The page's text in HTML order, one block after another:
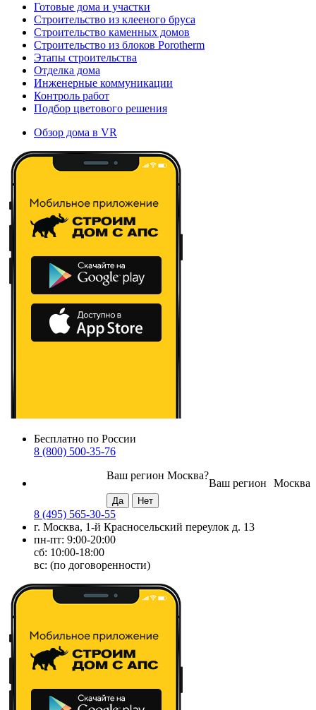
Готовые дома и участки
Строительство из клееного бруса
Строительство каменных домов
Строительство из блоков Porotherm
Этапы строительства
Отделка дома
Инженерные коммуникации
Контроль работ
Подбор цветового решения
Обзор дома в VR
Бесплатно по России
8 (800) 500-35-76
Москва
Ваш регион
Ваш регион Москва?
8 (495) 565-30-55
г. Москва, 1-й Красносельский переулок д. 13
пн-пт: 9:00-20:00
сб: 10:00-18:00
вс: (по договоренности)